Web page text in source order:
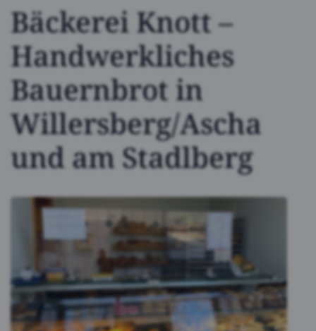
Bäckerei Knott –
Handwerkliches
Bauernbrot in
Willersberg/Ascha
und am Stadlberg